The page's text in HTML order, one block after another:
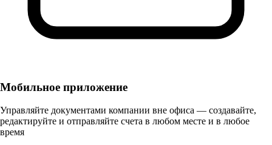
Мобильное приложение
Управляйте документами компании вне офиса — создавайте,
редактируйте и отправляйте счета в любом месте и в любое
время